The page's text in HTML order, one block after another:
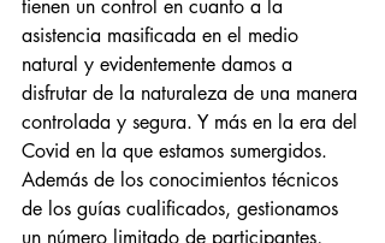
tienen un control en cuanto a la
asistencia masificada en el medio
natural y evidentemente damos a
disfrutar de la naturaleza de una manera
controlada y segura. Y más en la era del
Covid en la que estamos sumergidos.
Además de los conocimientos técnicos
de los guías cualificados, gestionamos
un número limitado de participantes,